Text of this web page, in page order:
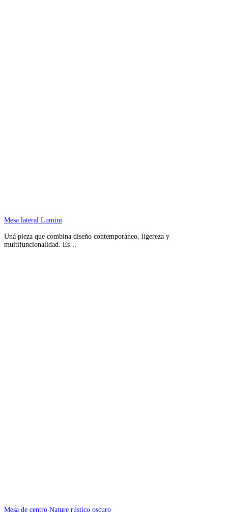
Mesa lateral Lumini
Una pieza que combina diseño contemporáneo, ligereza y
multifuncionalidad. Es…
Mesa de centro Nature rústico oscuro